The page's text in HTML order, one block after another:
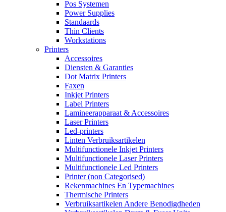
Pos Systemen
Power Supplies
Standaards
Thin Clients
Workstations
Printers
Accessoires
Diensten & Garanties
Dot Matrix Printers
Faxen
Inkjet Printers
Label Printers
Lamineerapparaat & Accessoires
Laser Printers
Led-printers
Linten Verbruiksartikelen
Multifunctionele Inkjet Printers
Multifunctionele Laser Printers
Multifunctionele Led Printers
Printer (non Categorised)
Rekenmachines En Typemachines
Thermische Printers
Verbruiksartikelen Andere Benodigdheden